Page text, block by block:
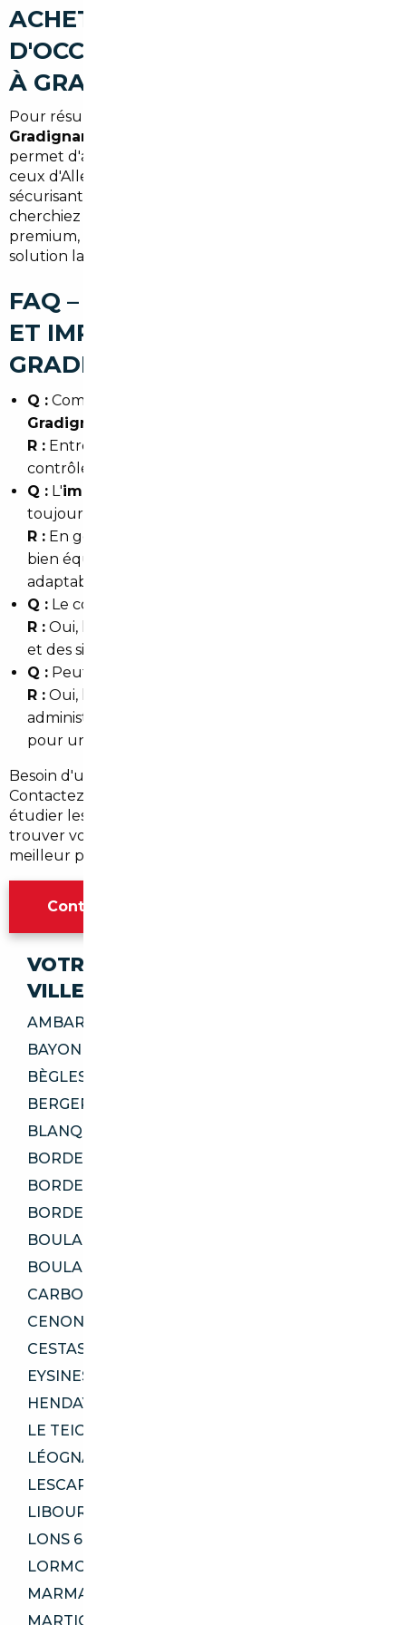
ACHETER UNE VOITURE
D'OCCASION AU MEILLEUR PRIX
À GRADIGNAN (SYNTHÈSE)
Pour résumer, recourir à un
Gradignan
permet d'accéder à des véhicules importés comme
ceux d'Allemagne à des prix compétitifs, tout en
sécurisant la transaction et les formalités. Que vous
cherchiez un SUV, une citadine ou une berline
premium, l'import bien encadré est souvent la
solution la plus rentable.
FAQ – COURTIER AUTOMOBILE
ET IMPORT DE VOITURE À
GRADIGNAN
Q : Combien de temps prend l'
Gradignan
R : Entre 4 et 8 semaines selon le pays d'origine, les
contrôles et la procédure d'immatriculation.
Q : L'import voiture Allemagne Gradignan
toujours moins cher ?
R : En général oui pour les modèles premium et
bien équipés, mais il faut inclure transport, TVA et
adaptabilité.
Q : Le courtier vérifie-t-il l'historique du véhicule ?
R : Oui, le contrôle de kilométrage, de l'entretien
et des sinistres fait partie du service standard.
Q : Peut-on se faire livrer à Gradignan ?
R : Oui, la livraison et la prise en charge
administrative locale en Gironde sont proposées
pour une remise clé en main.
Besoin d'un devis personnalisé à Gradignan ?
Contactez un
étudier les meilleures options d'importation et
trouver votre prochaine voiture d'occasion au
meilleur prix.
Contacter l'agence Bordeaux
VOTRE IMPORT SÉCURISÉ DANS CES
VILLES
AMBARÈS-ET-LAGRAVE 33440
BAYONNE 64100
BÈGLES 33130
BERGERAC 24100
BLANQUEFORT 33290
BORDEAUX 33000
BORDEAUX 33100
BORDEAUX 33300
BOULAZAC ISLE MANOIRE 24330
BOULAZAC ISLE MANOIRE 24750
CARBON-BLANC 33560
CENON 33150
CESTAS 33610
EYSINES 33320
HENDAYE 64700
LE TEICH 33470
LÉOGNAN 33850
LESCAR 64230
LIBOURNE 33500
LONS 64140
LORMONT 33310
MARMANDE 47200
MARTIGNAS-SUR-JALLE 33127